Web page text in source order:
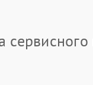
сервисного